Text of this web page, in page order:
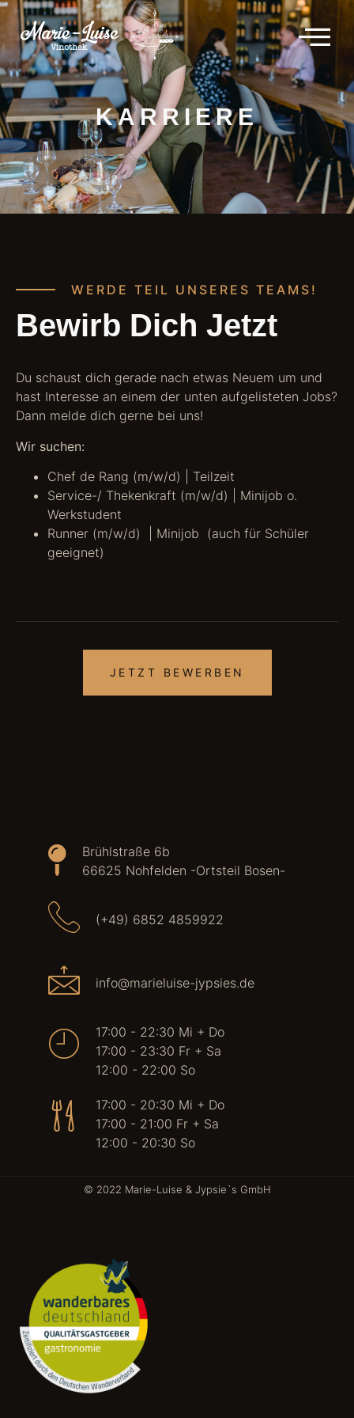
KARRIERE
WERDE TEIL UNSERES TEAMS!
Bewirb Dich Jetzt
Du schaust dich gerade nach etwas Neuem um und
hast Interesse an einem der unten aufgelisteten Jobs?
Dann melde dich gerne bei uns!
Wir suchen:
Chef de Rang (m/w/d) | Teilzeit
Service-/ Thekenkraft (m/w/d) | Minijob o.
Werkstudent
Runner (m/w/d) | Minijob (auch für Schüler
geeignet)
JETZT BEWERBEN
Brühlstraße 6b
66625 Nohfelden -Ortsteil Bosen-
(+49) 6852 4859922
info@marieluise-jypsies.de
17:00 - 22:30 Mi + Do
17:00 - 23:30 Fr + Sa
12:00 - 22:00 So
17:00 - 20:30 Mi + Do
17:00 - 21:00 Fr + Sa
12:00 - 20:30 So
© 2022 Marie-Luise & Jypsie`s GmbH